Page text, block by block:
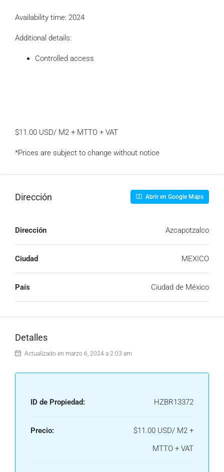
Availability time: 2024
Additional details:
Controlled access
$11.00 USD/ M2 + MTTO + VAT
*Prices are subject to change without notice
Dirección Abrir en Google Maps
Dirección Azcapotzalco
Ciudad MEXICO
País Ciudad de México
Detalles
Actualizado en marzo 6, 2024 a 2:03 am
ID de Propiedad: HZBR13372
Precio:
$11.00 USD/ M2 +
MTTO + VAT